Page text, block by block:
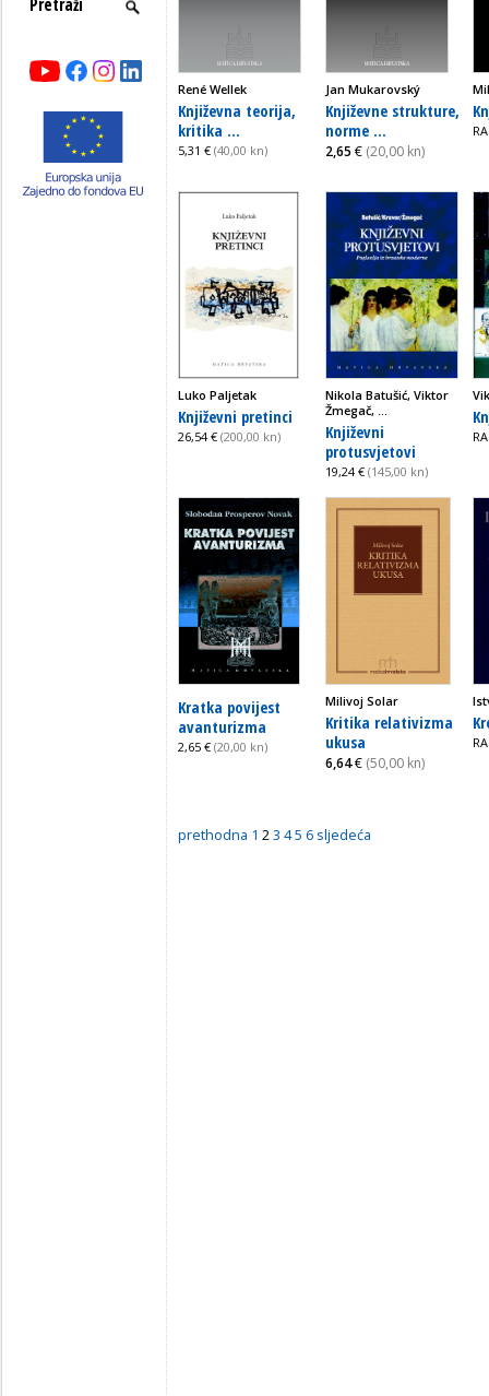
René Wellek
Književna teorija,
kritika ...
5,31 € (40,00 kn)
Jan Mukarovský
Književne strukture,
norme ...
2,65 € (20,00 kn)
Luko Paljetak
Književni pretinci
26,54 € (200,00 kn)
Nikola Batušić, Viktor
Žmegač, ...
Književni
protusvjetovi
19,24 € (145,00 kn)
Kratka povijest
avanturizma
2,65 € (20,00 kn)
Milivoj Solar
Kritika relativizma
ukusa
6,64€ (50,00 kn)
prethodna 1 23 45 6 sljedeća